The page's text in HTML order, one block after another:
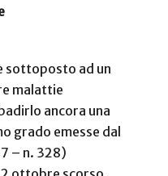
sottoposto ad un
malattie
ancora una
grado emesse dal
– n. 328)